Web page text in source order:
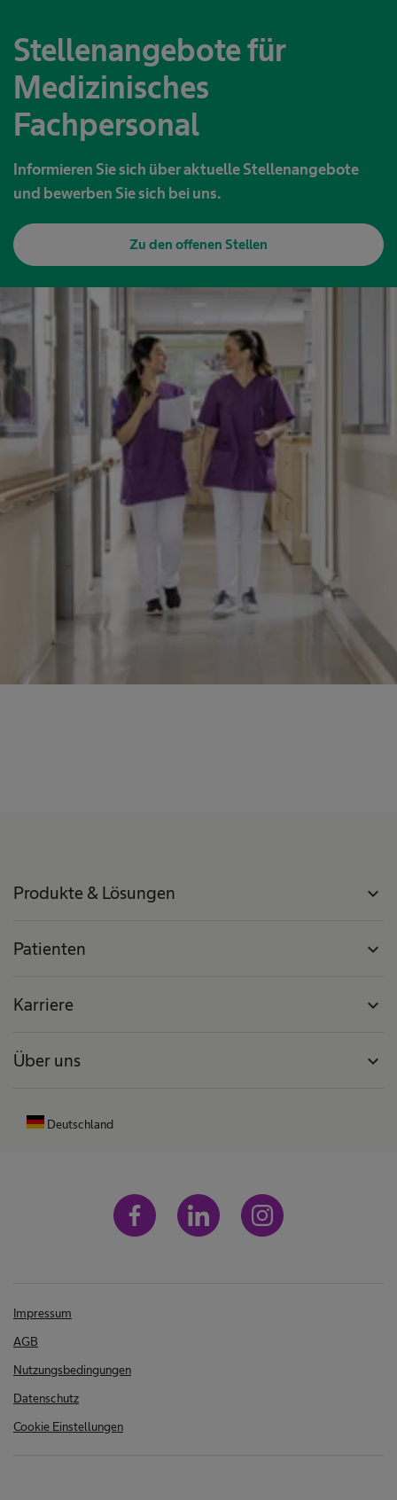
Stellenangebote für
Medizinisches
Fachpersonal
Informieren Sie sich über aktuelle Stellenangebote
und bewerben Sie sich bei uns.
Zu den offenen Stellen
Produkte & Lösungen expand_more
Patienten expand_more
Karriere expand_more
Über uns expand_more
Deutschland
Impressum
AGB
Nutzungsbedingungen
Datenschutz
Cookie Einstellungen